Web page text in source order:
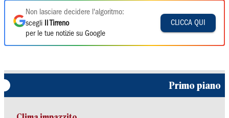
Non lasciare decidere l'algoritmo:
scegli
Il Tirreno
per le tue notizie su Google
CLICCA QUI
Primo piano